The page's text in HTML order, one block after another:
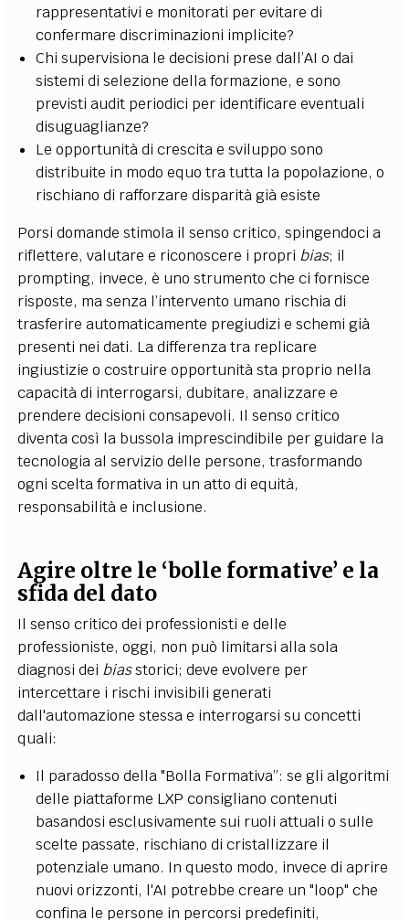
rappresentativi e monitorati per evitare di
confermare discriminazioni implicite?
Chi supervisiona le decisioni prese dall’AI o dai
sistemi di selezione della formazione, e sono
previsti audit periodici per identificare eventuali
disuguaglianze?
Le opportunità di crescita e sviluppo sono
distribuite in modo equo tra tutta la popolazione, o
rischiano di rafforzare disparità già esiste
Porsi domande stimola il senso critico, spingendoci a
riflettere, valutare e riconoscere i propri bias; il
prompting, invece, è uno strumento che ci fornisce
risposte, ma senza l’intervento umano rischia di
trasferire automaticamente pregiudizi e schemi già
presenti nei dati. La differenza tra replicare
ingiustizie o costruire opportunità sta proprio nella
capacità di interrogarsi, dubitare, analizzare e
prendere decisioni consapevoli. Il senso critico
diventa così la bussola imprescindibile per guidare la
tecnologia al servizio delle persone, trasformando
ogni scelta formativa in un atto di equità,
responsabilità e inclusione.
Agire oltre le ‘bolle formative’ e la
sfida del dato
Il senso critico dei professionisti e delle
professioniste, oggi, non può limitarsi alla sola
diagnosi dei biasstorici; deve evolvere per
intercettare i rischi invisibili generati
dall'automazione stessa e interrogarsi su concetti
quali:
Il paradosso della "Bolla Formativa”: se gli algoritmi
delle piattaforme LXP consigliano contenuti
basandosi esclusivamente sui ruoli attuali o sulle
scelte passate, rischiano di cristallizzare il
potenziale umano. In questo modo, invece di aprire
nuovi orizzonti, l'AI potrebbe creare un "loop" che
confina le persone in percorsi predefiniti,